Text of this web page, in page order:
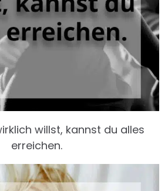
willst, kannst du alles
erreichen.